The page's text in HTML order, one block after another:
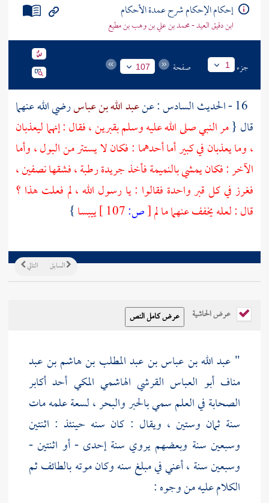
إحكام الإحكام شرح عمدة الأحكام
ابن دقيق العيد - محمد بن علي بن وهب بن مطيع
جزء 1 صفحة 107
عبد الله بن عباسرضي الله عنهما
قال {مر النبي صلى الله عليه وسلم بقبرين ، فقال : إنهما ليعذبان
، وما يعذبان في كبير أما أحدهما : فكان لا يستتر من البول ، وأما
الآخر : فكان يمشي بالنميمة فأخذ جريدة رطبة ، فشقها نصفين ،
فغرز في كل قبر واحدة فقالوا : يا رسول الله ، لم فعلت هذا ؟
قال : لعله يخفف عنهما ما لم[ص: ييبسا}
التالي السابق
عرض الحاشية
" عبد الله بن عباس بن عبد المطلب بن هاشم بن عبد
مناف أبو العباس القرشي الهاشمي المكي أحد أكابر
الصحابة في العلم سمي بالحبر والبحر ، لسعة علمه مات
سنة ثمان وستين ، ويقال : كان سنه حينئذ : اثنتين
وسبعين سنة وبعضهم يروي سنة إحدى - أو اثنتين -
وسبعين سنة ، أعني في مبلغ سنه وكان موتهبالطائفثم
الكلام عليه من وجوه :